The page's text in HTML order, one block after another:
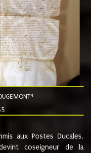
4
aux Postes Ducales,
coseigneur de la